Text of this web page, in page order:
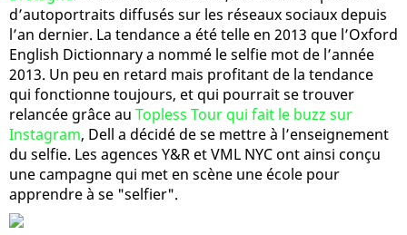
d’autoportraits diffusés sur les réseaux sociaux depuis
l’an dernier. La tendance a été telle en 2013 que l’Oxford
English Dictionnary a nommé le selfie mot de l’année
2013. Un peu en retard mais profitant de la tendance
qui fonctionne toujours, et qui pourrait se trouver
relancée grâce au Topless Tour qui fait le buzz sur
Instagram, Dell a décidé de se mettre à l’enseignement
du selfie. Les agences Y&R et VML NYC ont ainsi conçu
une campagne qui met en scène une école pour
apprendre à se "selfier".